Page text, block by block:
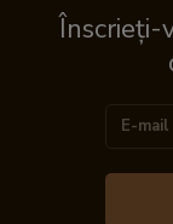
Înscrieți-